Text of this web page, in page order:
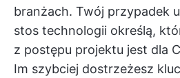
branżach. Twój przypadek
stos technologii określą,
z postępu projektu jest dla
Im szybciej dostrzeżesz